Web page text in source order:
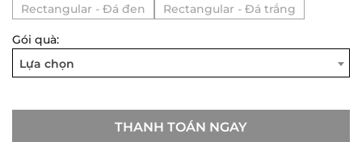
Rectangular - Đá đen
Rectangular - Đá trắng
Gói quà:
Lựa chọn
THANH TOÁN NGAY